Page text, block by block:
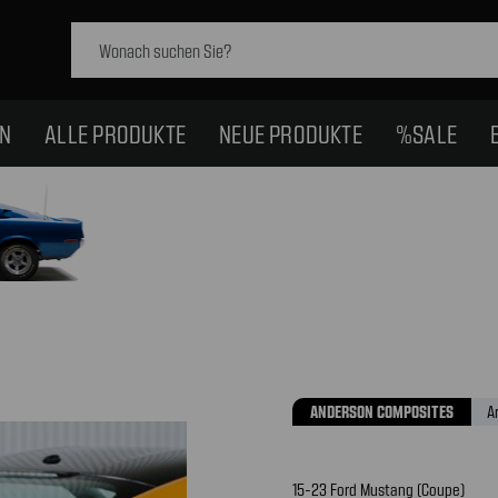
ALLE PRODUKTE NEUE PRODUKTE %SALE
ANDERSON COMPOSITES
15-23 Ford Mustang (Coupe)